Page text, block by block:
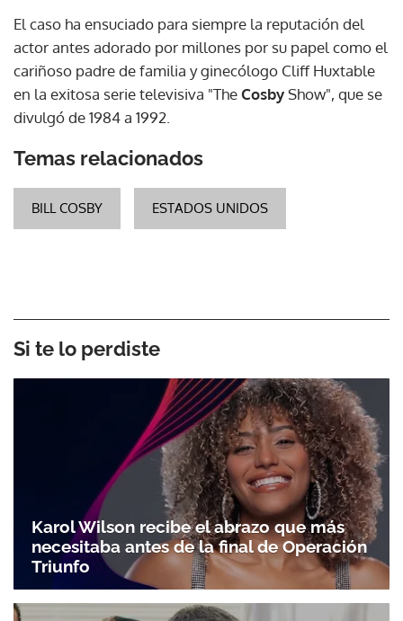
El caso ha ensuciado para siempre la reputación del
actor antes adorado por millones por su papel como el
cariñoso padre de familia y ginecólogo Cliff Huxtable
en la exitosa serie televisiva "TheCosbyShow", que se
divulgó de 1984 a 1992.
Temas relacionados
BILL COSBY ESTADOS UNIDOS
Si te lo perdiste
Karol Wilson recibe el abrazo que más
necesitaba antes de la final de Operación
Triunfo